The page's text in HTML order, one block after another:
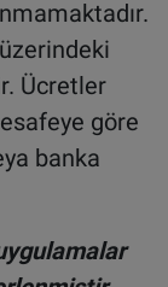
Ücretler
göre
banka